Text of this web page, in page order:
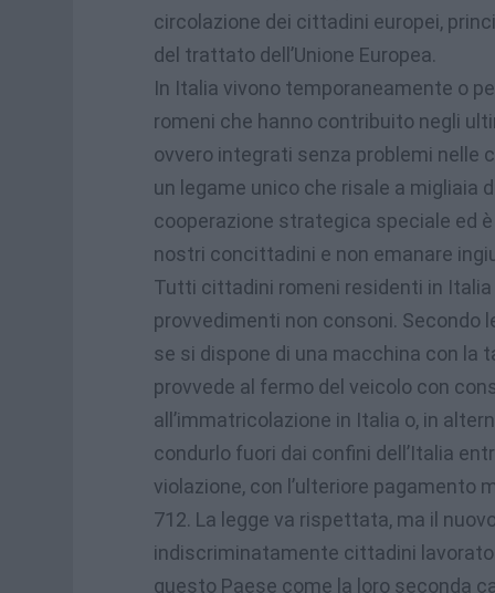
circolazione dei cittadini europei,
del trattato dell’Unione Europea.
In Italia vivono temporaneamente o
romeni che hanno contribuito negli
ovvero integrati senza problemi nelle
un legame unico che risale a migliaia
cooperazione strategica speciale ed
nostri concittadini e non emanare
Tutti cittadini romeni residenti in
provvedimenti non consoni. Secondo
se si dispone di una macchina con la
provvede al fermo del veicolo con
all’immatricolazione in Italia o, in
condurlo fuori dai confini dell’Italia
violazione, con l’ulteriore pagamento
712. La legge va rispettata, ma il
indiscriminatamente cittadini
questo Paese come la loro seconda